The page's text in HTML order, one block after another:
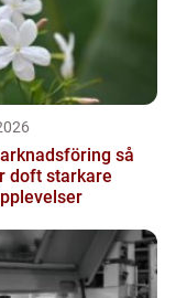
så
doft starkare